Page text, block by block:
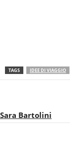
TAGS IDEE DI VIAGGIO
Sara Bartolini